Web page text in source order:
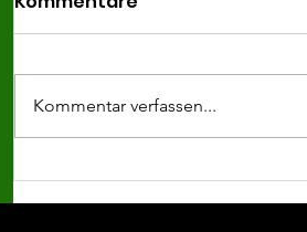
späte Punkteteilung in
Lettenreuth
Kommentar verfassen...